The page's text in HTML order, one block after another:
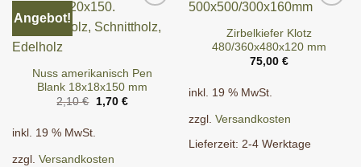
Angebot!
Nuss amerikanisch Pen
Blank 18x18x150 mm
2,10€
Ursprünglicher
1,70 €Aktueller
inkl. 19 % MwSt.
zzgl. Versandkosten
Zirbelkiefer Klotz
480/360x480x120 mm
75,00 €
inkl. 19 % MwSt.
zzgl. Versandkosten
Lieferzeit: 2-4 Werktage